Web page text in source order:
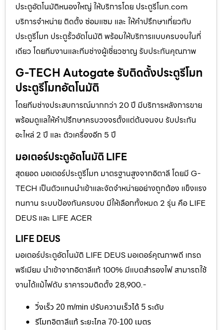
ประตูอัตโนมัติหนองใหญ่ ให้บริการโดย ประตูรีโมท.com
บริการจำหน่าย ติดตั้ง ซ่อมแซม และ ให้คำปรึกษาเกี่ยวกับ
ประตูรีโมท ประตูรั้วอัตโนมัติ พร้อมให้บริการแบบครบจบในที่
เดียว โดยทีมงานและทีมช่างผู้เชี่ยวชาญ รับประกันคุณภาพ
G-TECH Autogate รับติดตั้งประตูรีโมท
ประตูรีโมทอัตโนมัติ
โดยทีมช่างประสบการณ์มากกว่า 20 ปี มีบริการหลังการขาย
พร้อมดูแลให้คำปรึกษาครบวงจรตั้งแต่ต้นจนจบ รับประกัน
อะไหล่ 2 ปี และ ตัวเครื่องอีก 5 ปี
มอเตอร์ประตูอัตโนมัติ LIFE
สุดยอด มอเตอร์ประตูรีโมท มาตรฐานสูงจากอิตาลี โดยมี G-
TECH เป็นตัวแทนนำเข้าและจัดจำหน่ายอย่างถูกต้อง แข็งแรง
ทนทาน ระบบป้องกันครบจบ มีให้เลือกทั้งหมด 2 รุ่น คือ LIFE
DEUS และ LIFE ACER
LIFE DEUS
มอเตอร์ประตูอัตโนมัติ LIFE DEUS มอเตอร์คุณภาพดี เกรด
พรีเมียม นำเข้าจากอิตาลีแท้ 100% มีแบตสำรองไฟ สามารถใช้
งานได้แม้ไฟดับ ราคารวมติดตั้ง 28,900.-
วิ่งเร็ว 20 m/min ปรับความเร็วได้ 5 ระดับ
รีโมทอิตาลีแท้ ระยะไกล 70-100 เมตร